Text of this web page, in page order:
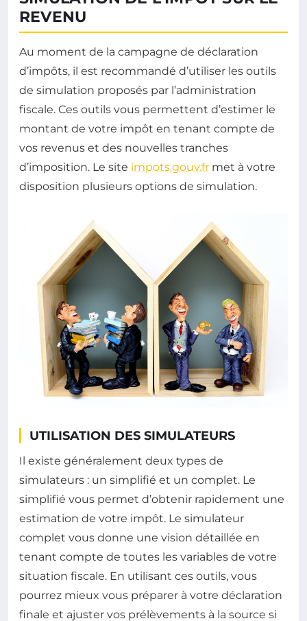
REVENU
Au moment de la campagne de déclaration
d’impôts, il est recommandé d’utiliser les outils
de simulation proposés par l’administration
fiscale. Ces outils vous permettent d’estimer le
montant de votre impôt en tenant compte de
vos revenus et des nouvelles tranches
d’imposition. Le site impots.gouv.fr met à votre
disposition plusieurs options de simulation.
UTILISATION DES SIMULATEURS
Il existe généralement deux types de
simulateurs : un simplifié et un complet. Le
simplifié vous permet d’obtenir rapidement une
estimation de votre impôt. Le simulateur
complet vous donne une vision détaillée en
tenant compte de toutes les variables de votre
situation fiscale. En utilisant ces outils, vous
pourrez mieux vous préparer à votre déclaration
finale et ajuster vos prélèvements à la source si